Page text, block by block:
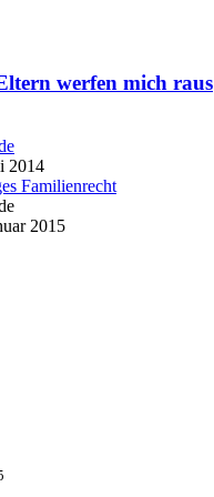
werfen mich raus
2014
Familienrecht
2015